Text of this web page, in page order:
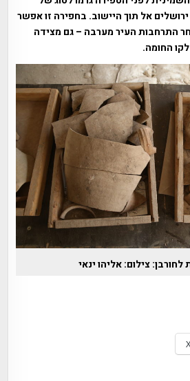
אל תוך היישוב. בחפירה זו אפשר
התרחבות העיר מערבה – גם מצידה
החומה.
צילום: אליהו ינאי